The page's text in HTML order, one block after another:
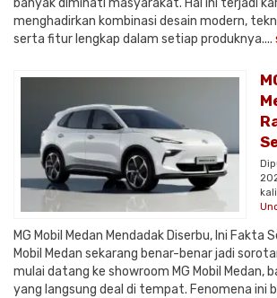
banyak diminati masyarakat. Hal ini terjadi
menghadirkan kombinasi desain modern,
serta fitur lengkap dalam setiap produknya....
MG Mobil Medan Mendadak Diserbu, Ini Fakta
Mobil Medan sekarang benar-benar jadi
mulai datang ke showroom MG Mobil Medan,
yang langsung deal di tempat. Fenomena ini